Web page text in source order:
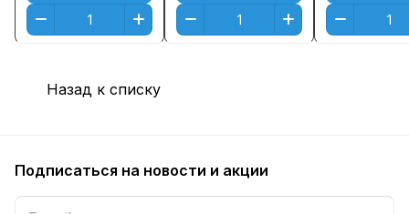
Назад к списку
Подписаться на новости и акции